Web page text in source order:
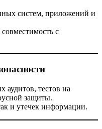
систем, приложений и
с
тестов на
защиты.
и утечек информации.